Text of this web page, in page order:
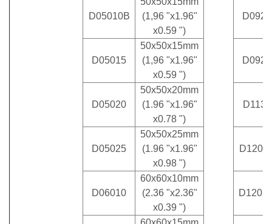
D05010B
(1,96 "x1.96"
x0.59 ")
D05015
50x50x15mm
(1,96 "x1.96"
x0.59 ")
D05020
50x50x20mm
(1.96 "x1.96"
x0.78 ")
D05025
50x50x25mm
(1.96 "x1.96"
x0.98 ")
D06010
60x60x10mm
(2.36 "x2.36"
x0.39 ")